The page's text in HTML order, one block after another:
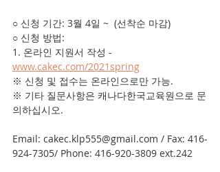
○ 신청 기간: 3월 4일 ~  (선착순 마감)
○ 신청 방법:
1. 온라인 지원서 작성 -
www.cakec.com/2021spring
※ 신청 및 접수는 온라인으로만 가능.
※ 기타 질문사항은 캐나다한국교육원으로 문
의하십시오.
Email: cakec.klp555@gmail.com / Fax: 416-
924-7305/ Phone: 416-920-3809 ext.242